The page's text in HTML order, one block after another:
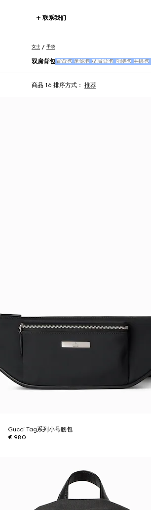
联系我们
女士 手袋
双肩背包肩背包 迷你包 双肩背包 托特包 手提包
商品 16 排序方式： 推荐
Gucci Tag系列小号腰包
€ 980